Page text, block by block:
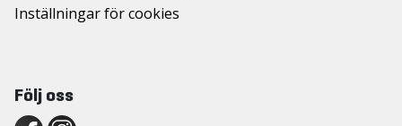
Inställningar för cookies
Följ oss